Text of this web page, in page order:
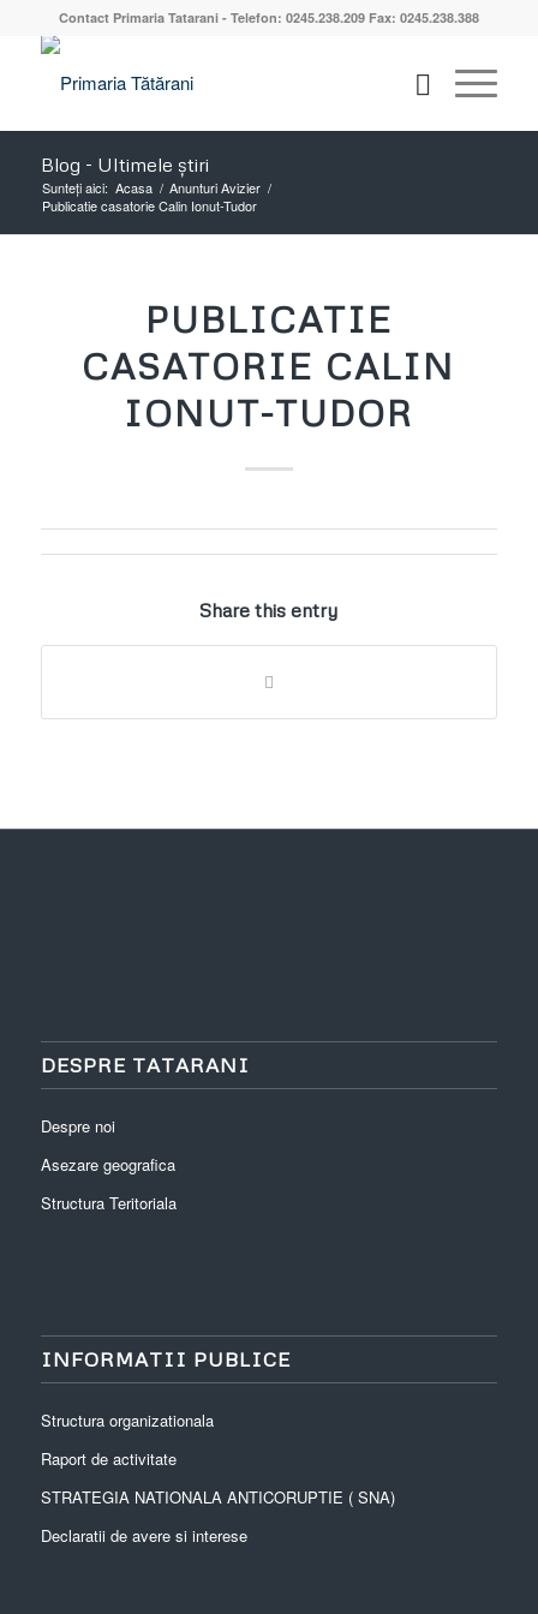
Contact Primaria Tatarani - Telefon: 0245.238.209 Fax: 0245.238.388
Blog - Ultimele știri
Sunteți aici: Acasa / Anunturi Avizier /
Publicatie casatorie Calin Ionut-Tudor
PUBLICATIE
CASATORIE CALIN
IONUT-TUDOR
Share this entry
DESPRE TATARANI
Despre noi
Asezare geografica
Structura Teritoriala
INFORMATII PUBLICE
Structura organizationala
Raport de activitate
STRATEGIA NATIONALA ANTICORUPTIE ( SNA)
Declaratii de avere si interese